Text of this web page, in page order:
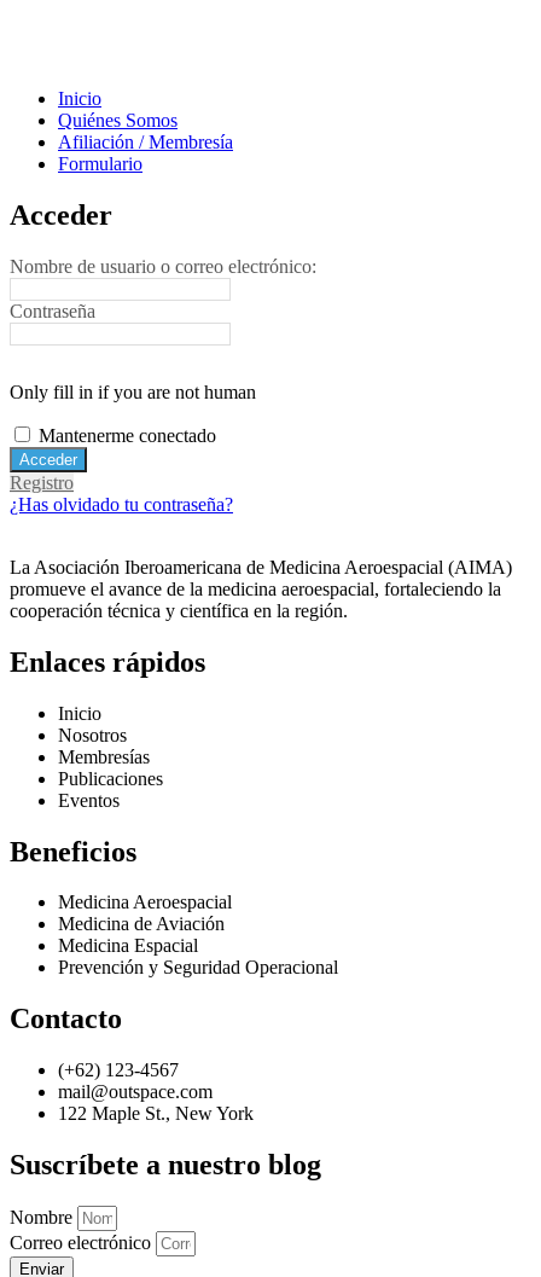
Inicio
Quiénes Somos
Afiliación / Membresía
Formulario
Acceder
Nombre de usuario o correo electrónico:
Contraseña
Only fill in if you are not human
Mantenerme conectado
Registro
¿Has olvidado tu contraseña?
La Asociación Iberoamericana de Medicina Aeroespacial (AIMA)
promueve el avance de la medicina aeroespacial, fortaleciendo la
cooperación técnica y científica en la región.
Enlaces rápidos
Inicio
Nosotros
Membresías
Publicaciones
Eventos
Beneficios
Medicina Aeroespacial
Medicina de Aviación
Medicina Espacial
Prevención y Seguridad Operacional
Contacto
(+62) 123-4567
mail@outspace.com
122 Maple St., New York
Suscríbete a nuestro blog
Nombre
Correo electrónico
Enviar